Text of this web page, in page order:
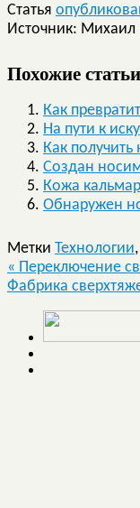
Статья
Источник:
Похожие
Как
На пути к
Как
Создан
Кожа
Обнаружен
Метки Технологии,
« Переключение
Фабрика